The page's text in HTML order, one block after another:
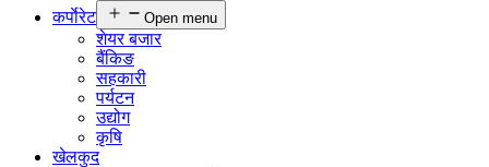
कर्पाेरेट
Open menu
शेयर बजार
बैंकिङ
सहकारी
पर्यटन
उद्योग
कृषि
खेलकुद